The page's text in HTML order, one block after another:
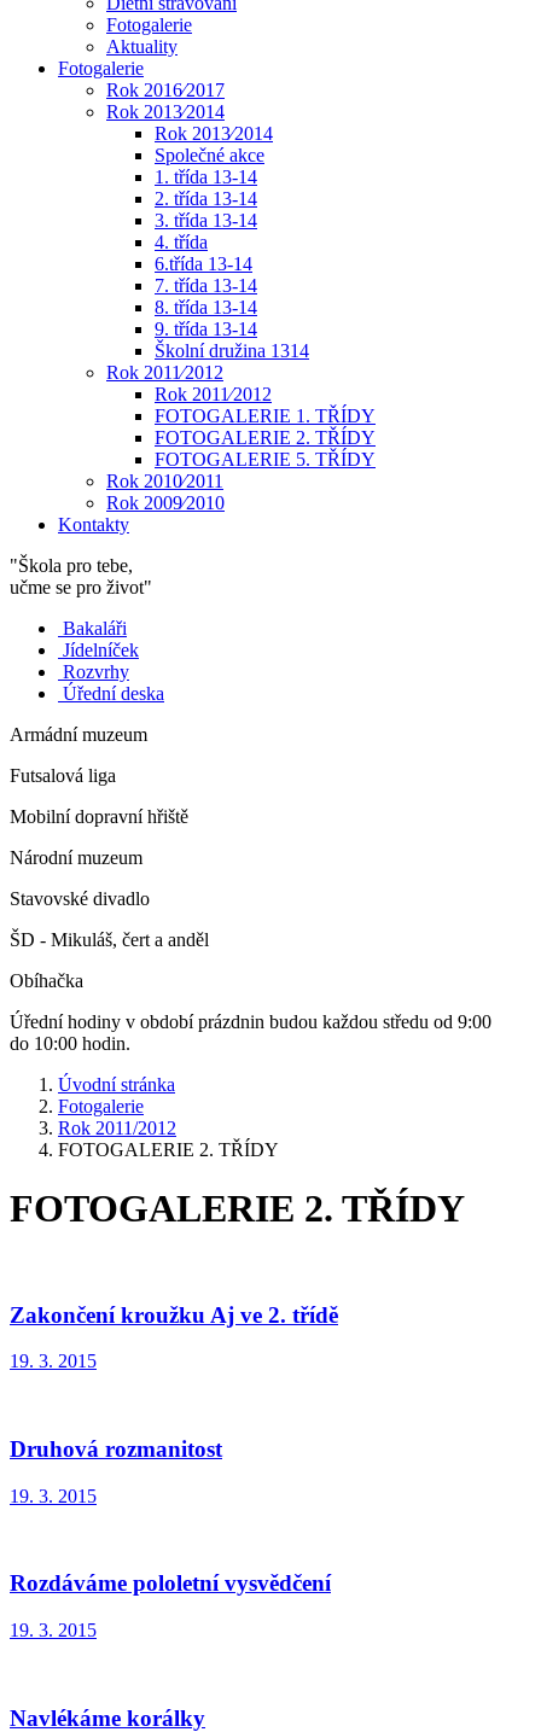
Fotogalerie
Aktuality
Fotogalerie
Rok 2016⁄2017
Rok 2013⁄2014
Rok 2013⁄2014
Společné akce
1. třída 13-14
2. třída 13-14
3. třída 13-14
4. třída
6.třída 13-14
7. třída 13-14
8. třída 13-14
9. třída 13-14
Školní družina 1314
Rok 2011⁄2012
Rok 2011⁄2012
FOTOGALERIE 1. TŘÍDY
FOTOGALERIE 2. TŘÍDY
FOTOGALERIE 5. TŘÍDY
Rok 2010⁄2011
Rok 2009⁄2010
Kontakty
"Škola pro tebe,
učme se pro život"
Bakaláři
Jídelníček
Rozvrhy
Úřední deska
Armádní muzeum
Futsalová liga
Mobilní dopravní hřiště
Národní muzeum
Stavovské divadlo
ŠD - Mikuláš, čert a anděl
Obíhačka
Úřední hodiny v období prázdnin budou každou středu od 9:00
do 10:00 hodin.
Úvodní stránka
Fotogalerie
Rok 2011/2012
FOTOGALERIE 2. TŘÍDY
FOTOGALERIE 2. TŘÍDY
Zakončení kroužku Aj ve 2. třídě
19. 3. 2015
Druhová rozmanitost
19. 3. 2015
Rozdáváme pololetní vysvědčení
19. 3. 2015
Navlékáme korálky